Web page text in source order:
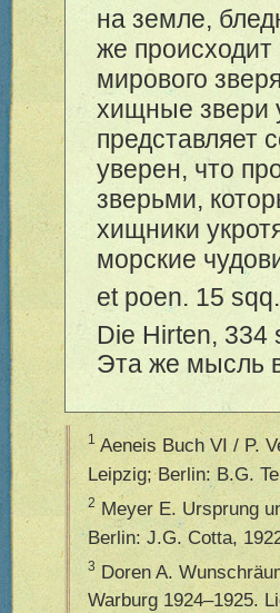
на земле,
же
мирового
хищные звери
представляет
уверен, что
зверьми,
хищники
морские
et poen. 15
Die Hirten, 334
Эта же мысль
1 Aeneis Buch VI / P.
Leipzig; Berlin: B.G.
2 Meyer E. Ursprung
Berlin: J.G. Cotta,
3 Doren A. Wunschrä
Warburg 1924–1925.